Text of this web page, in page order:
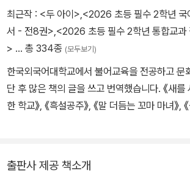
그렸다.
최근작 : <두 아이>,<2026 초등 필수 2학년 국
서 - 전8권>,<2026 초등 필수 2학년 통합교과
> … 총 334종 (모두보기)
한국외국어대학교에서 불어교육을 전공하고 문
단 후 많은 책의 글을 쓰고 번역했습니다. 《새를
한 학교》, 《흑설공주》, 《말 더듬는 꼬마 마녀》,
말로 옮겼습니다.
출판사 제공 책소개